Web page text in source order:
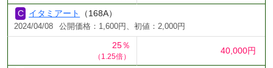
イタミアート （168A）
2024/04/08 公開価格：1,600円、初値：2,000円
25％
（1.25倍）
40,000円